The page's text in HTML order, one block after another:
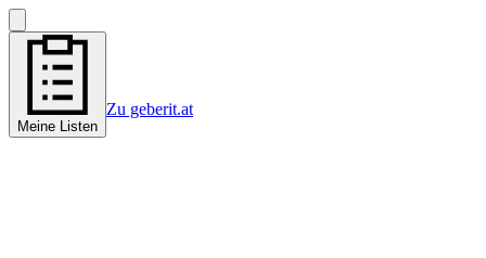
Meine Listen
Zu geberit.at